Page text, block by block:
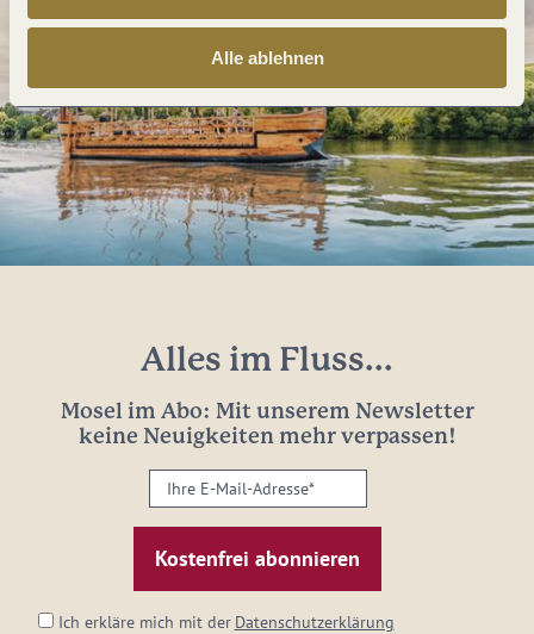
Alle ablehnen
Alles im Fluss...
Mosel im Abo: Mit unserem Newsletter
keine Neuigkeiten mehr verpassen!
Ihre
E-
Mail-
Adresse:
Ich erkläre mich mit der Datenschutzerklärung